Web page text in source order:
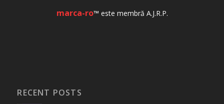
marca-ro™ este membră A.J.R.P.
RECENT POSTS